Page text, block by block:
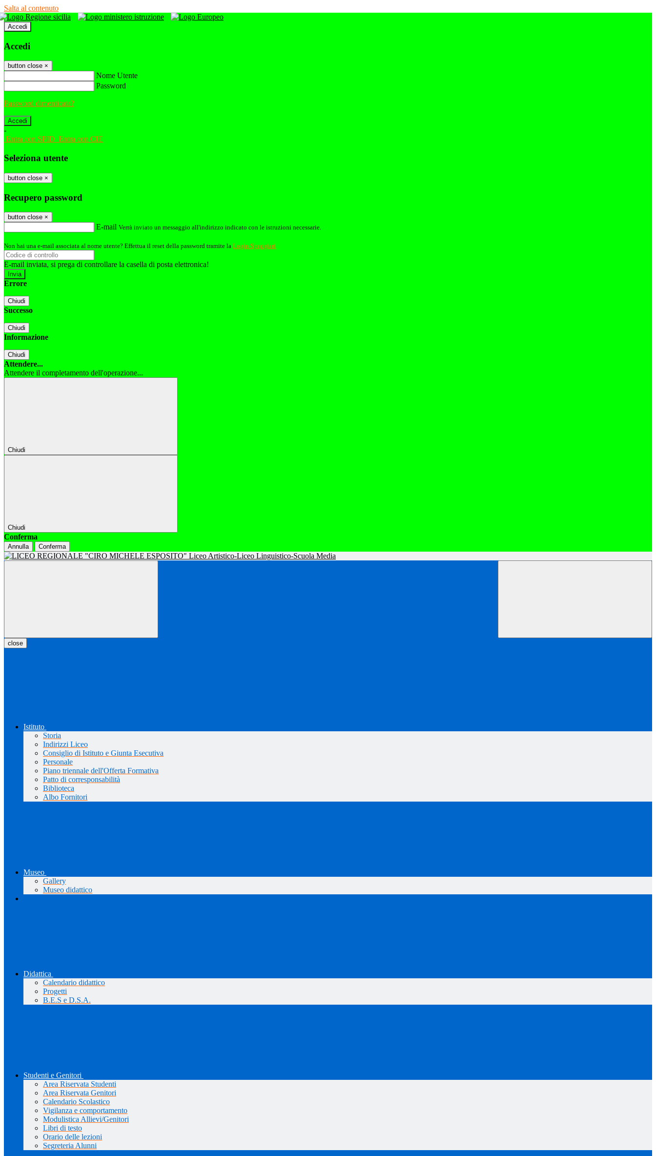
Salta al contenuto
Accedi
Accedi
button close ×
Nome Utente
Password
Password dimenticata?
-
Entra con SPID Entra con CIE
Seleziona utente
button close ×
Recupero password
button close ×
E-mail Verrà inviato un messaggio all'indirizzo indicato con le istruzioni necessarie.
Non hai una e-mail associata al nome utente? Effettua il reset della password tramite la Login Spaggiari
E-mail inviata, si prega di controllare la casella di posta elettronica!
Errore
Chiudi
Successo
Chiudi
Informazione
Chiudi
Attendere...
Attendere il completamento dell'operazione...
Chiudi
Chiudi
Conferma
Annulla Conferma
close
Istituto
Storia
Indirizzi Liceo
Consiglio di Istituto e Giunta Esecutiva
Personale
Piano triennale dell'Offerta Formativa
Patto di corresponsabilità
Biblioteca
Albo Fornitori
Museo
Gallery
Museo didattico
Didattica
Calendario didattico
Progetti
B.E.S e D.S.A.
Studenti e Genitori
Area Riservata Studenti
Area Riservata Genitori
Calendario Scolastico
Vigilanza e comportamento
Modulistica Allievi/Genitori
Libri di testo
Orario delle lezioni
Segreteria Alunni